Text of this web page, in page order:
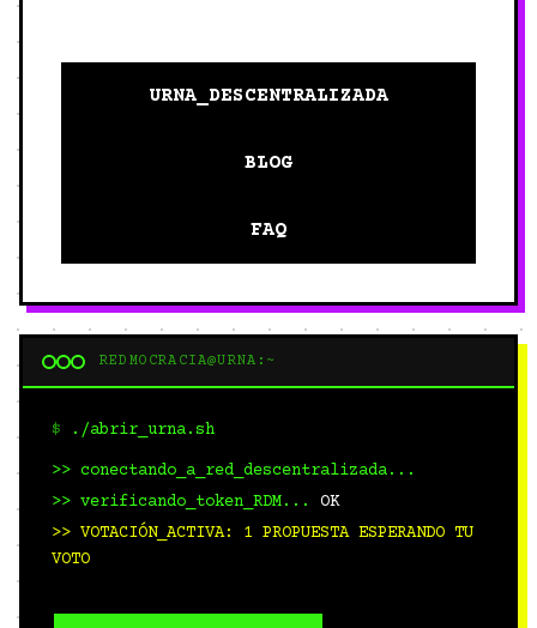
URNA_DESCENTRALIZADA
BLOG
FAQ
REDMOCRACIA@URNA:~
$ ./abrir_urna.sh
>> conectando_a_red_descentralizada...
>> verificando_token_RDM... OK
>> VOTACIÓN_ACTIVA: 1 PROPUESTA ESPERANDO TU
VOTO